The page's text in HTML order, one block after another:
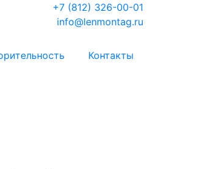
+7 (812) 326-00-01
info@lenmontag.ru
Контакты